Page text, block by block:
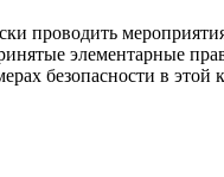
проводить
элементарные
безопасности в этой